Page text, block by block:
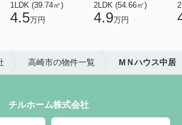
1LDK (39.74㎡)
4.5万円
2LDK (54.66㎡)
4.9万円
高崎市の物件一覧 МＮハウス中居
チルホーム株式会社